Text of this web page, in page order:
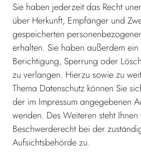
Sie haben jederzeit das Recht
über Herkunft, Empfänger und
gespeicherten
erhalten. Sie haben außerdem ein
Berichtigung, Sperrung oder
zu verlangen. Hierzu sowie zu
Thema Datenschutz können Sie
der im Impressum angegebenen
wenden. Des Weiteren steht Ihnen
Beschwerderecht bei der
Aufsichtsbehörde zu.